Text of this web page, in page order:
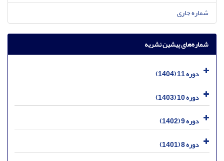
شماره جاری
شماره‌های پیشین نشریه
دوره 11 (1404)
دوره 10 (1403)
دوره 9 (1402)
دوره 8 (1401)